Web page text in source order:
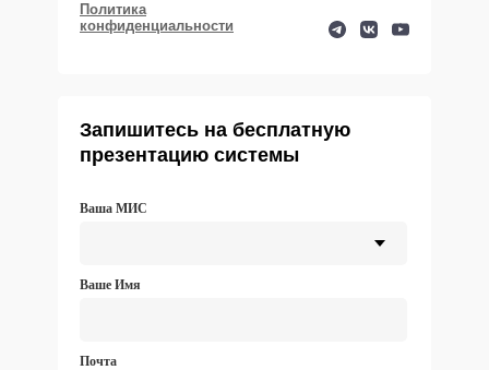
Ваша МИС
Ваше Имя
Почта
Запишитесь на бесплатную
презентацию системы
Политика
конфиденциальности